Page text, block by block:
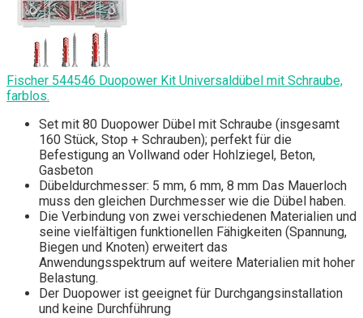
Fischer 544546 Duopower Kit Universaldübel mit Schraube,
farblos.
Set mit 80 Duopower Dübel mit Schraube (insgesamt
160 Stück, Stop + Schrauben); perfekt für die
Befestigung an Vollwand oder Hohlziegel, Beton,
Gasbeton
Dübeldurchmesser: 5 mm, 6 mm, 8 mm Das Mauerloch
muss den gleichen Durchmesser wie die Dübel haben.
Die Verbindung von zwei verschiedenen Materialien und
seine vielfältigen funktionellen Fähigkeiten (Spannung,
Biegen und Knoten) erweitert das
Anwendungsspektrum auf weitere Materialien mit hoher
Belastung.
Der Duopower ist geeignet für Durchgangsinstallation
und keine Durchführung